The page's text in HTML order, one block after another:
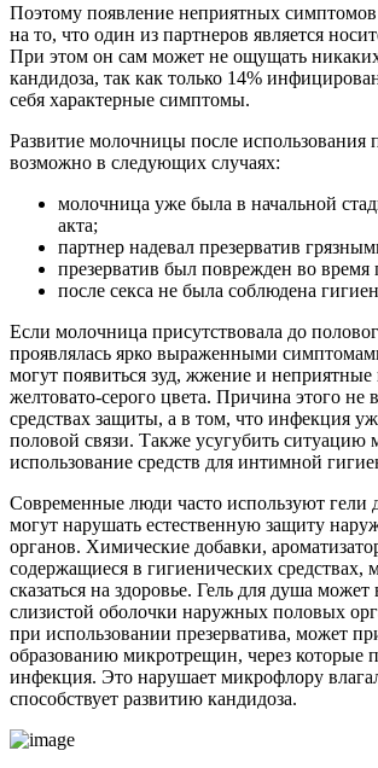
Поэтому появление неприятных
на то, что один из партнеров является
При этом он сам может не ощущать
кандидоза, так как только 14%
себя характерные симптомы.
Развитие молочницы после использования
возможно в следующих случаях:
молочница уже была в начальной
акта;
партнер надевал презерватив
презерватив был поврежден во время
после секса не была соблюдена
Если молочница присутствовала до
проявлялась ярко выраженными
могут появиться зуд, жжение и
желтовато-серого цвета. Причина этого не
средствах защиты, а в том, что инфекция
половой связи. Также усугубить ситуацию
использование средств для интимной
Современные люди часто используют гели
могут нарушать естественную защиту
органов. Химические добавки,
содержащиеся в гигиенических средствах,
сказаться на здоровье. Гель для душа может
слизистой оболочки наружных половых
при использовании презерватива, может
образованию микротрещин, через которые
инфекция. Это нарушает микрофлору
способствует развитию кандидоза.